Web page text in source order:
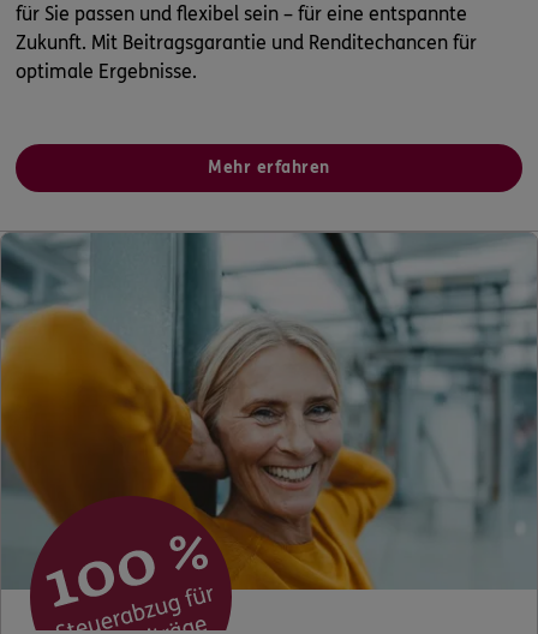
für Sie passen und flexibel sein – für eine entspannte
Zukunft. Mit Beitragsgarantie und Renditechancen für
optimale Ergebnisse.
Mehr erfahren